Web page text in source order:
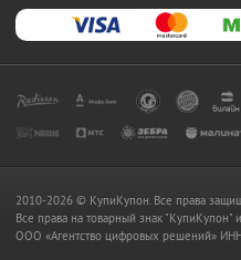
2010-2026 © КупиКупон. Все права
Все права на товарный знак
OOO «Агентство цифровых решений»